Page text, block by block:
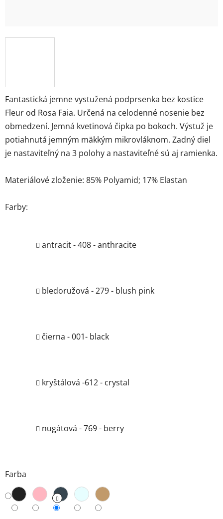
Fantastická jemne vystužená podprsenka bez kostice
Fleur od Rosa Faia. Určená na celodenné nosenie bez
obmedzení. Jemná kvetinová čipka po bokoch. Výstuž je
potiahnutá jemným mäkkým mikrovláknom. Zadný diel
je nastaviteľný na 3 polohy a nastaviteľné sú aj ramienka.
Materiálové zloženie: 85% Polyamid; 17% Elastan
Farby:
antracit - 408 - anthracite
bledoružová - 279 - blush pink
čierna - 001- black
kryštálová -612 - crystal
nugátová - 769 - berry
Farba